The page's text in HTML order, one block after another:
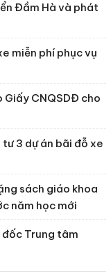
Đầm Hà và phát
miễn phí phục vụ
Giấy CNQSDĐ cho
3 dự án bãi đỗ xe
sách giáo khoa
năm học mới
đốc Trung tâm